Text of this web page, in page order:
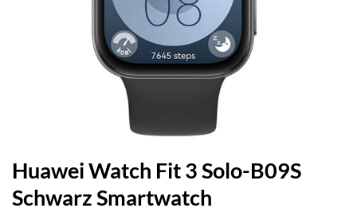
Huawei Watch Fit 3 Solo-B09S
Schwarz Smartwatch